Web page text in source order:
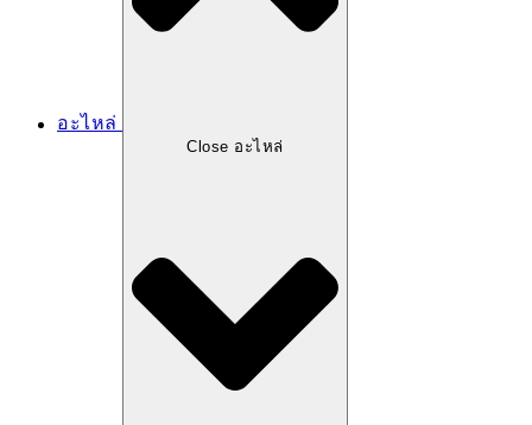
อะไหล่
Close อะไหล่